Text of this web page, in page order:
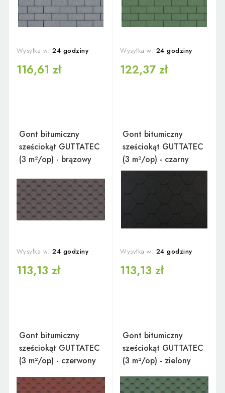
Wysyłka w: 24 godziny
116,61 zł
Wysyłka w: 24 godziny
122,37 zł
Gont bitumiczny
sześciokąt GUTTATEC
(3 m²/op) - brązowy
Wysyłka w: 24 godziny
113,13 zł
Gont bitumiczny
sześciokąt GUTTATEC
(3 m²/op) - czarny
Wysyłka w: 24 godziny
113,13 zł
Gont bitumiczny
sześciokąt GUTTATEC
(3 m²/op) - czerwony
Gont bitumiczny
sześciokąt GUTTATEC
(3 m²/op) - zielony